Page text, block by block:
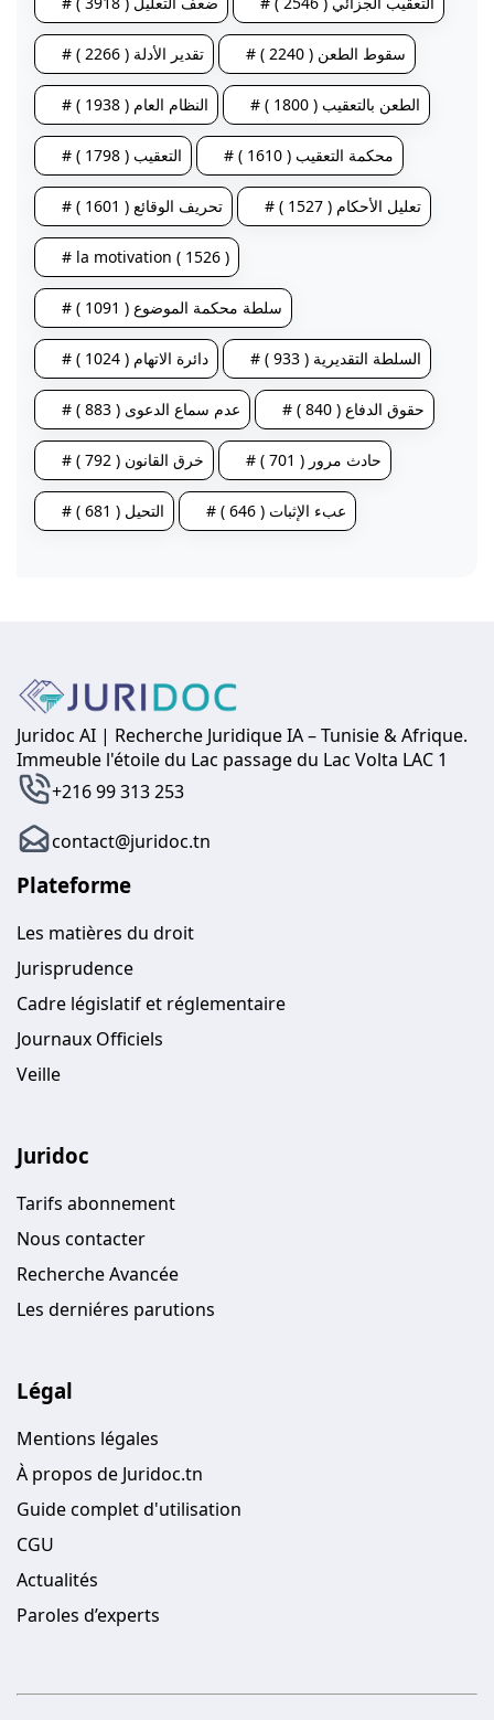
# تقدير الأدلة ( 2266 ) # سقوط الطعن ( 2240 )
# النظام العام ( 1938 ) # الطعن بالتعقيب ( 1800 )
# التعقيب ( 1798 ) # محكمة التعقيب ( 1610 )
# تحريف الوقائع ( 1601 ) # تعليل الأحكام ( 1527 )
# la motivation ( 1526 )
# سلطة محكمة الموضوع ( 1091 )
# دائرة الاتهام ( 1024 ) # السلطة التقديرية ( 933 )
# عدم سماع الدعوى ( 883 ) # حقوق الدفاع ( 840 )
# خرق القانون ( 792 ) # حادث مرور ( 701 )
# التحيل ( 681 ) # عبء الإثبات ( 646 )
Juridoc AI | Recherche Juridique IA – Tunisie & Afrique.
Immeuble l'étoile du Lac passage du Lac Volta LAC 1
+216 99 313 253
contact@juridoc.tn
Plateforme
Les matières du droit
Jurisprudence
Cadre législatif et réglementaire
Journaux Officiels
Veille
Juridoc
Tarifs abonnement
Nous contacter
Recherche Avancée
Les derniéres parutions
Légal
Mentions légales
À propos de Juridoc.tn
Guide complet d'utilisation
CGU
Actualités
Paroles d’experts